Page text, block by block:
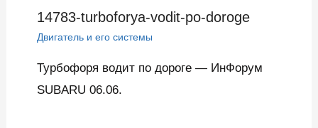
14783-turboforya-vodit-po-doroge
Двигатель и его системы
Турбофоря водит по дороге — ИнФорум
SUBARU 06.06.